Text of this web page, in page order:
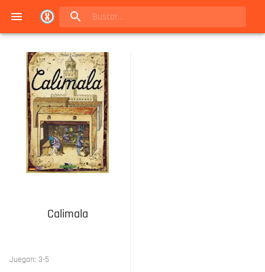
Calimala
Juegan: 3-5
Navigated to Juegos de mesa en Buenos Aires | Conexión Berlín - Catálogo